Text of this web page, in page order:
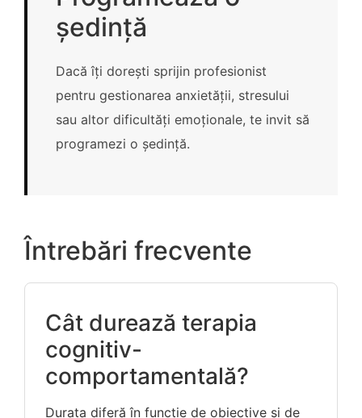
ședință
Dacă îți dorești sprijin profesionist
pentru gestionarea anxietății, stresului
sau altor dificultăți emoționale, te invit să
programezi o ședință.
Întrebări frecvente
Cât durează terapia
cognitiv-
comportamentală?
Durata diferă în funcție de obiective și de